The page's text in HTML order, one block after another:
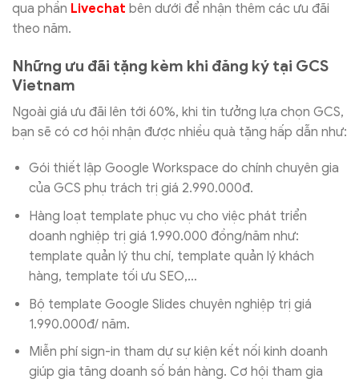
qua phần Livechat bên dưới để nhận thêm các ưu đãi
theo năm.
Những ưu đãi tặng kèm khi đăng ký tại GCS
Vietnam
Ngoài giá ưu đãi lên tới 60%, khi tin tưởng lựa chọn GCS,
bạn sẽ có cơ hội nhận được nhiều quà tặng hấp dẫn như:
Gói thiết lập Google Workspace do chính chuyên gia
của GCS phụ trách trị giá 2.990.000đ.
Hàng loạt template phục vụ cho việc phát triển
doanh nghiệp trị giá 1.990.000 đồng/năm như:
template quản lý thu chí, template quản lý khách
hàng, template tối ưu SEO,…
Bộ template Google Slides chuyên nghiệp trị giá
1.990.000đ/ năm.
Miễn phí sign-in tham dự sự kiện kết nối kinh doanh
giúp gia tăng doanh số bán hàng. Cơ hội tham gia